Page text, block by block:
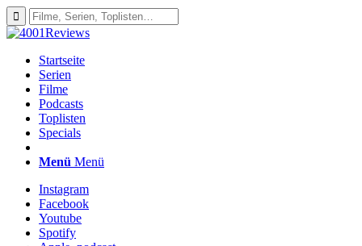
Startseite
Serien
Filme
Podcasts
Toplisten
Specials
Menü Menü
Instagram
Facebook
Youtube
Spotify